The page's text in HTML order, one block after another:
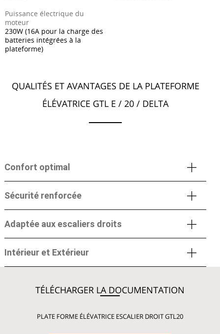
Puissance électrique du
moteur
230W (16A pour la charge des
batteries intégrées à la
plateforme)
QUALITÉS ET AVANTAGES DE LA PLATEFORME
ÉLÉVATRICE GTL E / 20 / DELTA
Confort optimal
Sécurité renforcée
Adaptée aux escaliers droits
Intérieur et Extérieur
TÉLÉCHARGER LA DOCUMENTATION
PLATE FORME ÉLÉVATRICE ESCALIER DROIT GTL20